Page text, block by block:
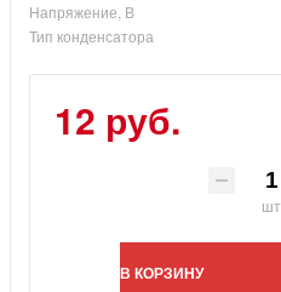
Напряжение, В
Тип конденсатора
12 руб.
шт
В КОРЗИНУ